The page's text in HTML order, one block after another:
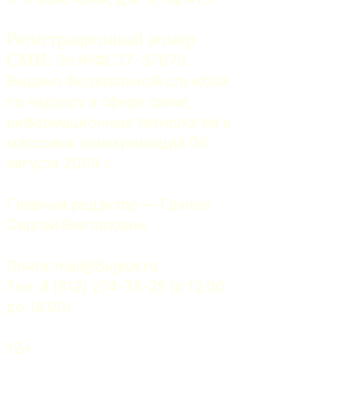
Регистрационный номер
СМИ: Эл №ФС77-37070.
Выдано Федеральной службой
по надзору в сфере связи,
информационных технологий и
массовых коммуникаций 06
августа 2009 г.
Главный редактор — Грачев
Сергей Викторович.
Почта: mail@5uglov.ru
Тел. 8 (812) 274-35-25 (c 12.00
до 18.00)
12+